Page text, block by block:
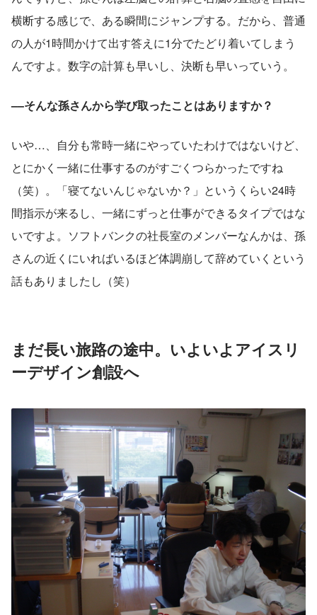
横断する感じで、ある瞬間にジャンプする。だから、普通
の人が1時間かけて出す答えに1分でたどり着いてしまう
んですよ。数字の計算も早いし、決断も早いっていう。
––そんな孫さんから学び取ったことはありますか？
いや…、自分も常時一緒にやっていたわけではないけど、
とにかく一緒に仕事するのがすごくつらかったですね
（笑）。「寝てないんじゃないか？」というくらい24時
間指示が来るし、一緒にずっと仕事ができるタイプではな
いですよ。ソフトバンクの社長室のメンバーなんかは、孫
さんの近くにいればいるほど体調崩して辞めていくという
話もありましたし（笑）
まだ長い旅路の途中。いよいよアイスリ
ーデザイン創設へ